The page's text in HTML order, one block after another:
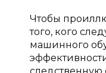
Чтобы
того, кого
машинного